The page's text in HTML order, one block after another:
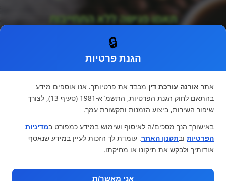
תאמו פגישה ללא התחייבות
🔒
הגנת פרטיות
אתר אורנה עורכת דין מכבד את פרטיותך. אנו אוספים מידע
בהתאם לחוק הגנת הפרטיות, התשמ"א-1981 (סעיף 13), לצורך
שיפור השירות, ביצוע הזמנות ותקשורת עמך.
באישורך הנך מסכים/ה לאיסוף ושימוש במידע כמפורט במדיניות
הפרטיות ובתקנון האתר. עומדת לך הזכות לעיין במידע שנאסף
אודותיך ולבקש את תיקונו או מחיקתו.
אני מאשר/ת